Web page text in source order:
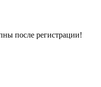
после регистрации!